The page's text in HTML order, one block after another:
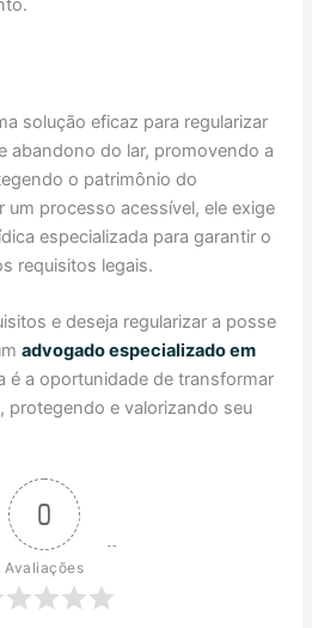
solução eficaz para regularizar
abandono do lar, promovendo a
o patrimônio do
um processo acessível, ele exige
especializada para garantir o
requisitos legais.
e deseja regularizar a posse
advogado especializado em
é a oportunidade de transformar
protegendo e valorizando seu
0
Avaliações